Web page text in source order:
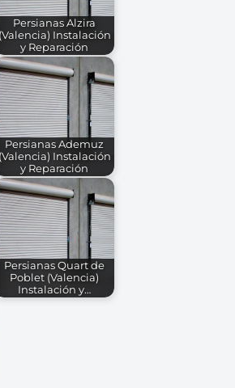
Persianas Alzira
(Valencia) Instalación
y Reparación
Persianas Ademuz
(Valencia) Instalación
y Reparación
Persianas Quart de
Poblet (Valencia)
Instalación y…